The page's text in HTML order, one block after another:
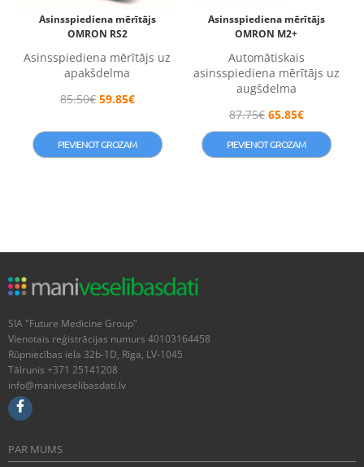
Asinsspiediena mērītājs
OMRON RS2
Asinsspiediena mērītājs uz
apakšdelma
85.50€ 59.85€
PIEVIENOT GROZAM
Asinsspiediena mērītājs
OMRON M2+
Automātiskais
asinsspiediena mērītājs uz
augšdelma
87.75€ 65.85€
PIEVIENOT GROZAM
SIA "Future Medicine Group"
Vienotais reģistrācijas numurs 40103164458
Rūpniecības iela 32b-1D, Rīga, LV-1045
Tālrunis +371 25141208
info@maniveselibasdati.lv
PAR MUMS